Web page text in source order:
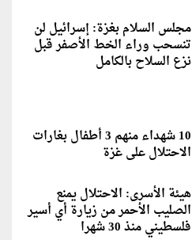
مجلس السلام بغزة: إسرائيل لن
تنسحب وراء الخط الأصفر قبل
نزع السلاح بالكامل
10 شهداء منهم 3 أطفال بغارات
الاحتلال على غزة
هيئة الأسرى: الاحتلال يمنع
الصليب الأحمر من زيارة أي أسير
فلسطيني منذ 30 شهرا